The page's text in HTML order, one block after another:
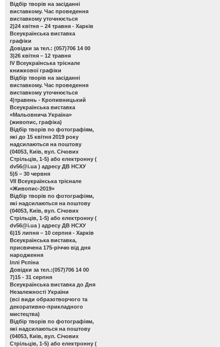
Відбір творів на засіданні
виставкому. Час проведення
виставкому уточнюється
2)24 квітня – 24 травня - Харків
Всеукраїнська виставка
графіки
Довідки за тел.: (057)706 14 00
3)26 квітня – 12 травня
ІV Всеукраїнська трієнале
книжкової графіки
Відбір творів на засіданні
виставкому. Час проведення
виставкому уточнюється
4)травень - Кропивницький
Всеукраїнська виставка
«Мальовнича Україна»
(живопис, графіка)
Відбір творів по фотографіям,
які до 15 квітня 2019 року
надсилаються на поштову
(04053, Київ, вул. Січових
Стрільців, 1-5) або електронну (
dv56@i.ua ) адресу ДВ НСХУ
5)5 – 30 червня
VІІ Всеукраїнська трієнале
«Живопис-2019»
Відбір творів по фотографіям,
які надсилаються на поштову
(04053, Київ, вул. Січових
Стрільців, 1-5) або електронну (
dv56@i.ua ) адресу ДВ НСХУ
6)15 липня – 10 серпня - Харків
Всеукраїнська виставка,
присвячена 175-річчю від дня
народження
Іллі Рєпіна
Довідки за тел.:(057)706 14 00
7)15 - 31 серпня
Всеукраїнська виставка до Дня
Незалежності України
(всі види образотворчого та
декоративно-прикладного
мистецтва)
Відбір творів по фотографіям,
які надсилаються на поштову
(04053, Київ, вул. Січових
Стрільців, 1-5) або електронну (